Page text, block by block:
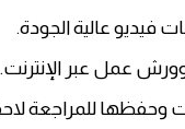
فيديو عالية الجودة.
عمل عبر الإنترنت.
وحفظها للمراجعة